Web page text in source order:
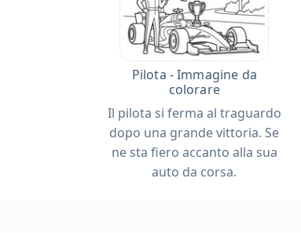
Pilota - Immagine da
colorare
Il pilota si ferma al traguardo
dopo una grande vittoria. Se
ne sta fiero accanto alla sua
auto da corsa.